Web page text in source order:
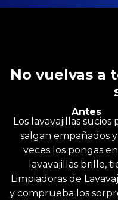
No vuelvas a
Antes
Los lavavajillas
salgan empañados
veces los pongas
lavavajillas brille,
Limpiadoras de
y comprueba los